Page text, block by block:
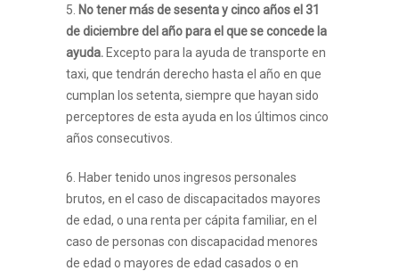
5. No tener más de sesenta y cinco años el 31
de diciembre del año para el que se concede la
ayuda. Excepto para la ayuda de transporte en
taxi, que tendrán derecho hasta el año en que
cumplan los setenta, siempre que hayan sido
perceptores de esta ayuda en los últimos cinco
años consecutivos.
6. Haber tenido unos ingresos personales
brutos, en el caso de discapacitados mayores
de edad, o una renta per cápita familiar, en el
caso de personas con discapacidad menores
de edad o mayores de edad casados o en